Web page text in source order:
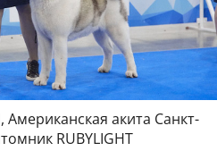
Американская акита Санкт-
RUBYLIGHT